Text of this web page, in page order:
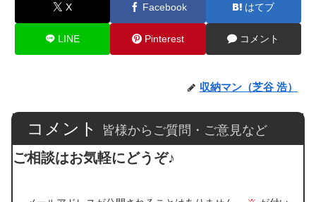
X Facebook はてブ
LINE Pinterest コメント
収納マン（芝谷 浩）
コメント 皆様からご質問・ご意見など
ご相談はお気軽にどうぞ♪